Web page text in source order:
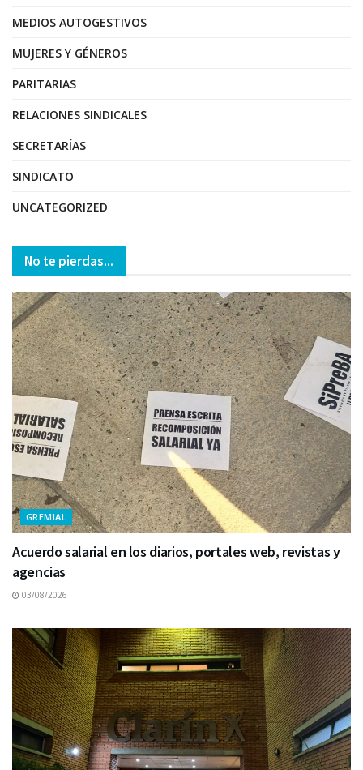
MEDIOS AUTOGESTIVOS
MUJERES Y GÉNEROS
PARITARIAS
RELACIONES SINDICALES
SECRETARÍAS
SINDICATO
UNCATEGORIZED
No te pierdas...
GREMIAL
Acuerdo salarial en los diarios, portales web, revistas y
agencias
03/08/2026